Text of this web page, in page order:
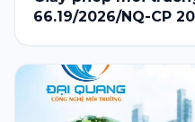
66.19/2026/NQ-CP